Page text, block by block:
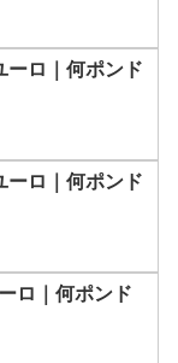
ーロ｜何ポンド
ーロ｜何ポンド
ロ｜何ポンド